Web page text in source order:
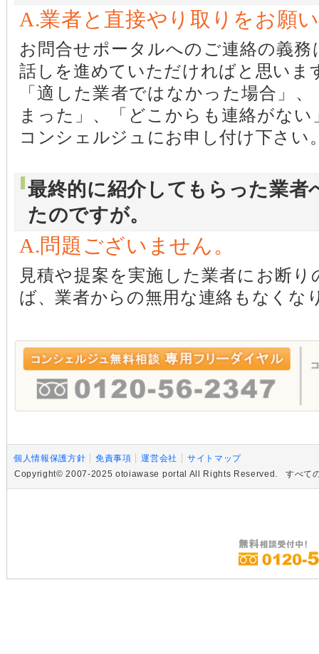
A.業者と直接やり取りをお願
お問合せポータルへのご連絡の義
話しを進めていただければと思いま
「適した業者ではなかった場合」
まった」、「どこからも連絡がな
コンシェルジュにお申し付け下さい
最終的に紹介してもらった業者
たのですが。
A.問題ございません。
見積や提案を実施した業者にお断
ば、業者からの無用な連絡もなくな
個人情報保護方針 免責事項 運営会社
サイトマップ
Copyright© 2007-2025 otoiawase portal All Rights Reserved. すべての